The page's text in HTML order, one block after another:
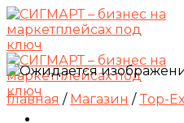
Skip
to
content
Главная / Магазин / Top-